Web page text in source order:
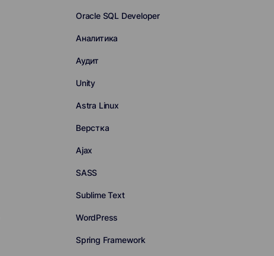
Oracle SQL Developer
Аналитика
Аудит
Unity
Astra Linux
Верстка
Ajax
SASS
Sublime Text
WordPress
Spring Framework